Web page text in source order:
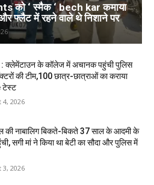
को ‘ स्मैक ‘ bech kar कमाया
फ्लैट में रहने वाले थे निशाने पर
क्लेमेंटाउन के कॉलेज में अचानक पहुंची पुलिस
की टीम,100 छात्र-छात्राओं का कराया
टेस्ट
4, 2026
की नाबालिग बिकते-बिकते 37 साल के आदमी के
सगी मां ने किया था बेटी का सौदा और पुलिस में
3, 2026